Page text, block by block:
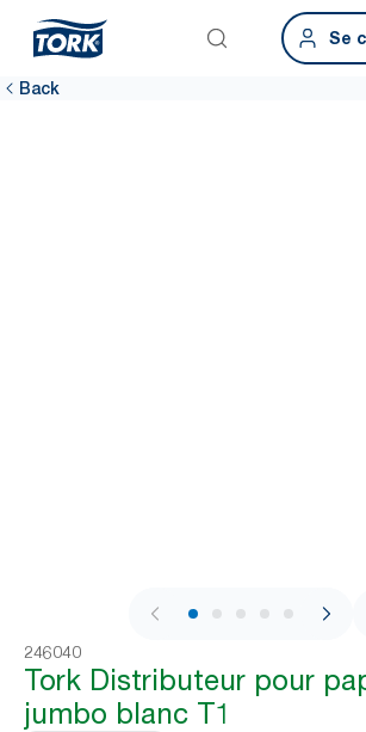
Se
Back
1 / 6
246040
Tork Distributeur pour
jumbo blanc T1